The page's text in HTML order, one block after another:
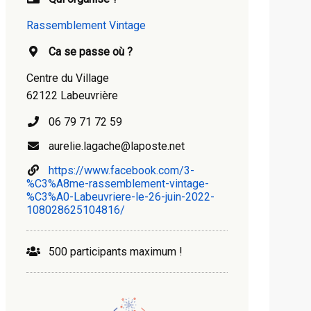
Rassemblement Vintage
Ca se passe où ?
Centre du Village
62122 Labeuvrière
06 79 71 72 59
aurelie.lagache@laposte.net
https://www.facebook.com/3-
%C3%A8me-rassemblement-vintage-
%C3%A0-Labeuvriere-le-26-juin-2022-
108028625104816/
500 participants maximum !